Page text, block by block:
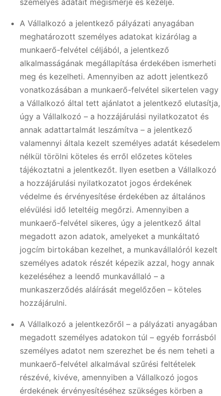
személyes adatait megismerje és kezelje.
A Vállalkozó a jelentkező pályázati anyagában
meghatározott személyes adatokat kizárólag a
munkaerő-felvétel céljából, a jelentkező
alkalmasságának megállapítása érdekében ismerheti
meg és kezelheti. Amennyiben az adott jelentkező
vonatkozásában a munkaerő-felvétel sikertelen vagy
a Vállalkozó által tett ajánlatot a jelentkező elutasítja,
úgy a Vállalkozó – a hozzájárulási nyilatkozatot és
annak adattartalmát leszámítva – a jelentkező
valamennyi általa kezelt személyes adatát késedelem
nélkül törölni köteles és erről előzetes köteles
tájékoztatni a jelentkezőt. Ilyen esetben a Vállalkozó
a hozzájárulási nyilatkozatot jogos érdekének
védelme és érvényesítése érdekében az általános
elévülési idő leteltéig megőrzi. Amennyiben a
munkaerő-felvétel sikeres, úgy a jelentkező által
megadott azon adatok, amelyeket a munkáltató
jogcím birtokában kezelhet, a munkavállalóról kezelt
személyes adatok részét képezik azzal, hogy annak
kezeléséhez a leendő munkavállaló – a
munkaszerződés aláírását megelőzően – köteles
hozzájárulni.
A Vállalkozó a jelentkezőről – a pályázati anyagában
megadott személyes adatokon túl – egyéb forrásból
személyes adatot nem szerezhet be és nem teheti a
munkaerő-felvétel alkalmával szűrési feltételek
részévé, kivéve, amennyiben a Vállalkozó jogos
érdekének érvényesítéséhez szükséges körben a